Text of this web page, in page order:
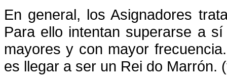
En general, los Asignadores
Para ello intentan superarse a
mayores y con mayor
es llegar a ser un Rei do Marrón.